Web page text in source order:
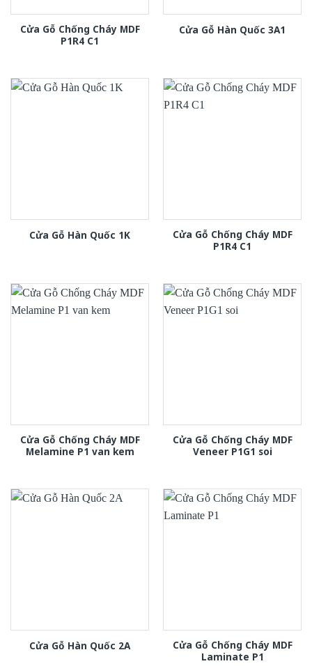
Cửa Gỗ Chống Cháy MDF
P1R4 C1
Cửa Gỗ Hàn Quốc 3A1
Cửa Gỗ Hàn Quốc 1K
Cửa Gỗ Chống Cháy MDF
P1R4 C1
Cửa Gỗ Chống Cháy MDF
Melamine P1 van kem
Cửa Gỗ Chống Cháy MDF
Veneer P1G1 soi
Cửa Gỗ Hàn Quốc 2A
Cửa Gỗ Chống Cháy MDF
Laminate P1